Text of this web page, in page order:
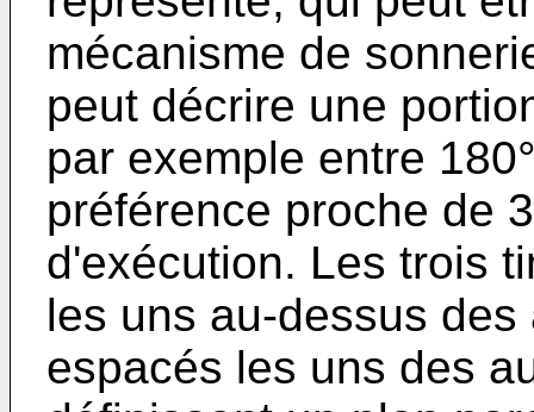
mécanisme de
peut décrire une
par exemple entre
préférence proche de
d'exécution. Les trois
les uns au-dessus
espacés les uns des